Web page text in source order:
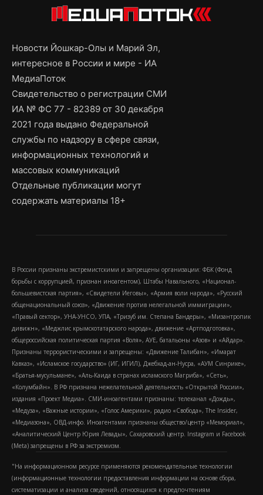
Новости Йошкар-Олы и Марий Эл,
интересное в России и мире - ИА
МедиаПоток
Свидетельство о регистрации СМИ
ИА № ФС 77 - 82389 от 30 декабря
2021 года выдано Федеральной
службы по надзору в сфере связи,
информационных технологий и
массовых коммуникаций
Отдельные публикации могут
содержать материалы 18+
В России признаны экстремистскими и запрещены организации: ФБК (Фонд
борьбы с коррупцией, признан иноагентом), Штабы Навального, «Национал-
большевистская партия», «Свидетели Иеговы», «Армия воли народа», «Русский
общенациональный союз», «Движение против нелегальной иммиграции»,
«Правый сектор», УНА-УНСО, УПА, «Тризуб им. Степана Бандеры», «Мизантропик
дивижн», «Меджлис крымскотатарского народа», движение «Артподготовка»,
общероссийская политическая партия «Воля», АУЕ, батальоны «Азов» и «Айдар».
Признаны террористическими и запрещены: «Движение Талибан», «Имарат
Кавказ», «Исламское государство» (ИГ, ИГИЛ), Джебхад-ан-Нусра, «АУМ Синрике»,
«Братья-мусульмане», «Аль-Каида в странах исламского Магриба», «Сеть»,
«Колумбайн». В РФ признана нежелательной деятельность «Открытой России»,
издания «Проект Медиа». СМИ-иноагентами признаны: телеканал «Дождь»,
«Медуза», «Важные истории», «Голос Америки», радио «Свобода», The Insider,
«Медиазона», ОВД-инфо. Иноагентами признаны общество/центр «Мемориал»,
«Аналитический Центр Юрия Левады», Сахаровский центр. Instagram и Facebook
(Metа) запрещены в РФ за экстремизм.
"На информационном ресурсе применяются рекомендательные технологии
(информационные технологии предоставления информации на основе сбора,
систематизации и анализа сведений, относящихся к предпочтениям